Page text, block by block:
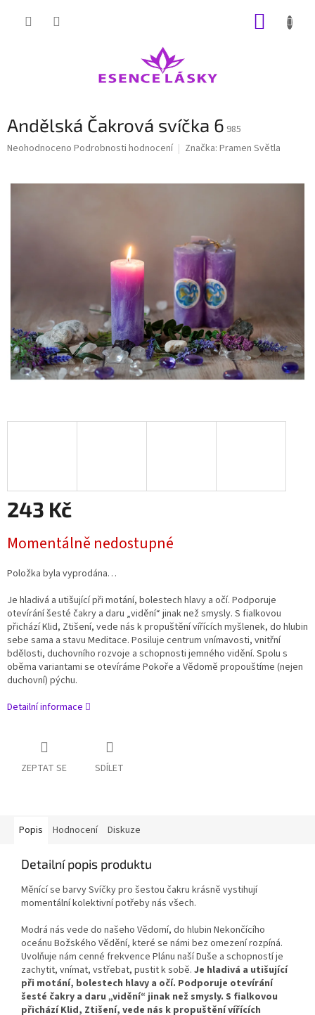
Andělská Čakrová svíčka 6 985
Průměrné
je
Neohodnoceno Podrobnosti hodnocení Značka: Pramen Světla
243 Kč
cena:
Momentálně nedostupné
Položka byla vyprodána…
Je hladivá a utišující při motání, bolestech hlavy a očí. Podporuje
otevírání šesté čakry a daru „vidění“ jinak než smysly. S fialkovou
přichází Klid, Ztišení, vede nás k propuštění vířících myšlenek, do hlubin
sebe sama a stavu Meditace. Posiluje centrum vnímavosti, vnitřní
bdělosti, duchovního rozvoje a schopnosti jemného vidění. Spolu s
oběma variantami se otevíráme Pokoře a Vědomě propouštíme (nejen
duchovní) pýchu.
Detailní informace
ZEPTAT SE SDÍLET
Popis Hodnocení Diskuze
Detailní popis produktu
Měnící se barvy Svíčky pro šestou čakru krásně vystihují
momentální kolektivní potřeby nás všech.
Modrá nás vede do našeho Vědomí, do hlubin Nekončícího
oceánu Božského Vědění, které se námi bez omezení rozpíná.
Uvolňuje nám cenné frekvence Plánu naší Duše a schopností je
zachytit, vnímat, vstřebat, pustit k sobě. Je hladivá a utišující
při motání, bolestech hlavy a očí. Podporuje otevírání
šesté čakry a daru „vidění“ jinak než smysly. S fialkovou
přichází Klid, Ztišení, vede nás k propuštění vířících